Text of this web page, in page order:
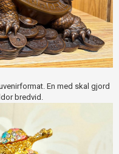
En med skal gjord
bredvid.